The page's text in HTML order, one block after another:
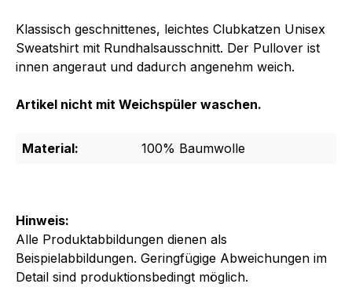
Hinweis:
Alle Produktabbildungen dienen als
Beispielabbildungen. Geringfügige Abweichungen im
Detail sind produktionsbedingt möglich.
Klassisch geschnittenes, leichtes Clubkatzen Unisex
Sweatshirt mit Rundhalsausschnitt. Der Pullover ist
innen angeraut und dadurch angenehm weich.
Artikel nicht mit Weichspüler waschen.
Material: 100% Baumwolle